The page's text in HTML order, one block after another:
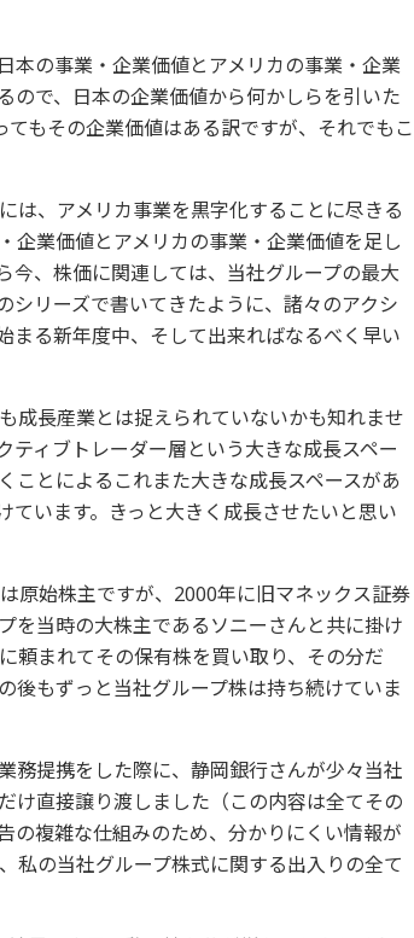
本の事業・企業価値とアメリカの事業・企業
ので、日本の企業価値から何かしらを引いた
もその企業価値はある訳ですが、それでもこ
は、アメリカ事業を黒字化することに尽きる
企業価値とアメリカの事業・企業価値を足し
今、株価に関連しては、当社グループの最大
シリーズで書いてきたように、諸々のアクシ
まる新年度中、そして出来ればなるべく早い
成長産業とは捉えられていないかも知れませ
ティブトレーダー層という大きな成長スペー
ことによるこれまた大きな成長スペースがあ
ています。きっと大きく成長させたいと思い
原始株主ですが、2000年に旧マネックス証券
を当時の大株主であるソニーさんと共に掛け
頼まれてその保有株を買い取り、その分だ
後もずっと当社グループ株は持ち続けていま
務提携をした際に、静岡銀行さんが少々当社
け直接譲り渡しました（この内容は全てその
の複雑な仕組みのため、分かりにくい情報が
私の当社グループ株式に関する出入りの全て